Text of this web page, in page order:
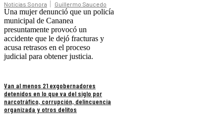
Noticias Sonora Guillermo Saucedo
Una mujer denunció que un policía
municipal de Cananea
presuntamente provocó un
accidente que le dejó fracturas y
acusa retrasos en el proceso
judicial para obtener justicia.
Van al menos 21 exgobernadores
detenidos en lo que va del siglo por
narcotráfico, corrupción, delincuencia
organizada y otros delitos